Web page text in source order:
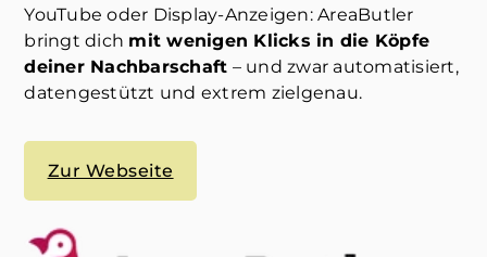
YouTube oder Display-Anzeigen: AreaButler
bringt dich mit wenigen Klicks in die Köpfe
deiner Nachbarschaft – und zwar automatisiert,
datengestützt und extrem zielgenau.
Zur Webseite